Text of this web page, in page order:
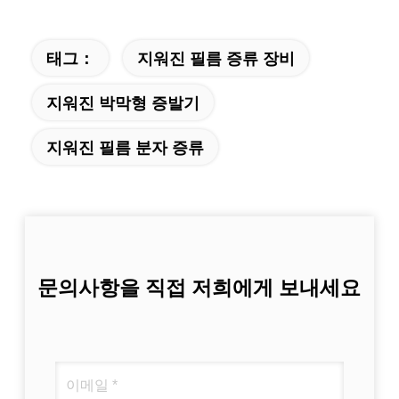
태그： 지워진 필름 증류 장비
지워진 박막형 증발기
지워진 필름 분자 증류
문의사항을 직접 저희에게 보내세요